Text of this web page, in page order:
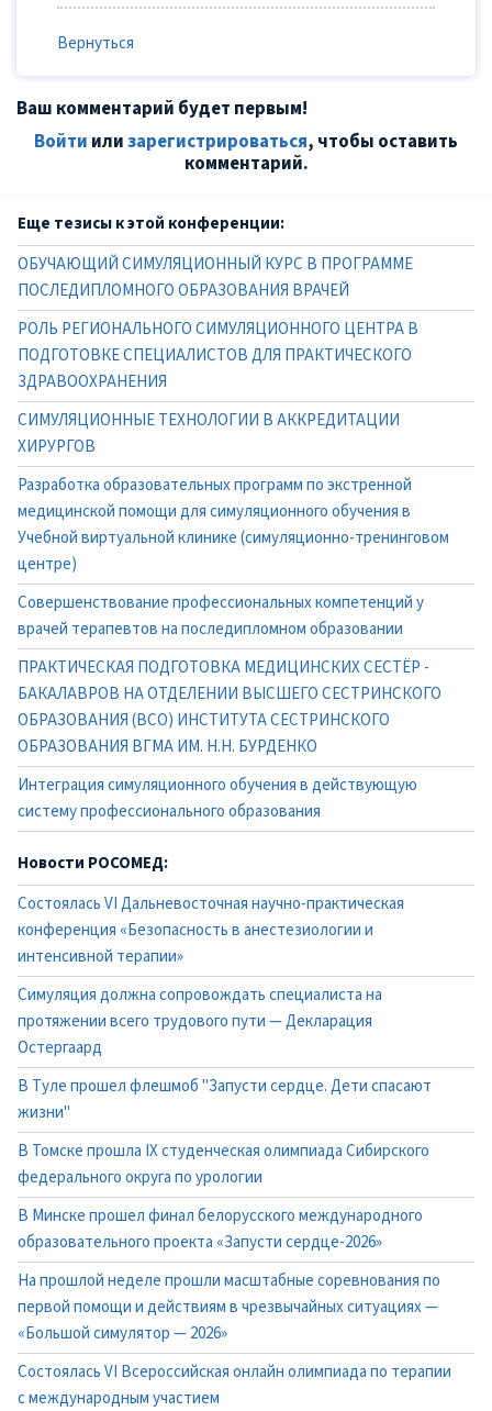
Вернуться
Ваш комментарий будет первым!
Войти илизарегистрироваться, чтобы оставить
комментарий.
Еще тезисы к этой конференции:
ОБУЧАЮЩИЙ СИМУЛЯЦИОННЫЙ КУРС В ПРОГРАММЕ
ПОСЛЕДИПЛОМНОГО ОБРАЗОВАНИЯ ВРАЧЕЙ
РОЛЬ РЕГИОНАЛЬНОГО СИМУЛЯЦИОННОГО ЦЕНТРА В
ПОДГОТОВКЕ СПЕЦИАЛИСТОВ ДЛЯ ПРАКТИЧЕСКОГО
ЗДРАВООХРАНЕНИЯ
СИМУЛЯЦИОННЫЕ ТЕХНОЛОГИИ В АККРЕДИТАЦИИ
ХИРУРГОВ
Разработка образовательных программ по экстренной
медицинской помощи для симуляционного обучения в
Учебной виртуальной клинике (симуляционно-тренинговом
центре)
Совершенствование профессиональных компетенций у
врачей терапевтов на последипломном образовании
ПРАКТИЧЕСКАЯ ПОДГОТОВКА МЕДИЦИНСКИХ СЕСТЁР -
БАКАЛАВРОВ НА ОТДЕЛЕНИИ ВЫСШЕГО СЕСТРИНСКОГО
ОБРАЗОВАНИЯ (ВСО) ИНСТИТУТА СЕСТРИНСКОГО
ОБРАЗОВАНИЯ ВГМА ИМ. Н.Н. БУРДЕНКО
Интеграция симуляционного обучения в действующую
систему профессионального образования
Новости РОСОМЕД:
Состоялась VI Дальневосточная научно-практическая
конференция «Безопасность в анестезиологии и
интенсивной терапии»
Симуляция должна сопровождать специалиста на
протяжении всего трудового пути — Декларация
Остергаард
В Туле прошел флешмоб "Запусти сердце. Дети спасают
жизни"
В Томске прошла IX студенческая олимпиада Сибирского
федерального округа по урологии
В Минске прошел финал белорусского международного
образовательного проекта «Запусти сердце-2026»
На прошлой неделе прошли масштабные соревнования по
первой помощи и действиям в чрезвычайных ситуациях —
«Большой симулятор — 2026»
Состоялась VI Всероссийская онлайн олимпиада по терапии
с международным участием